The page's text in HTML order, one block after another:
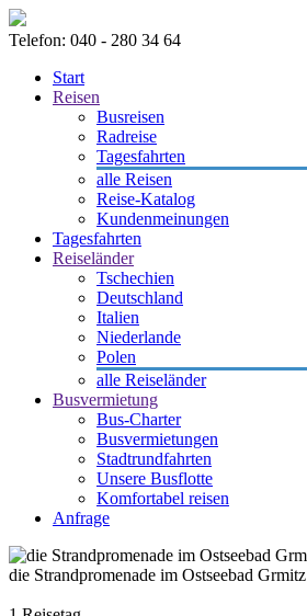
Telefon: 040 - 280 34 64
Start
Reisen
Busreisen
Radreise
Tagesfahrten
alle Reisen
Reise-Katalog
Kundenmeinungen
Tagesfahrten
Reiseländer
Tschechien
Deutschland
Italien
Niederlande
Polen
alle Reiseländer
Busvermietung
Bus-Charter
Busvermietungen
Stadtrundfahrten
Unsere Busflotte
Komfortabel reisen
Anfrage
die Strandpromenade im Ostseebad Grmitz